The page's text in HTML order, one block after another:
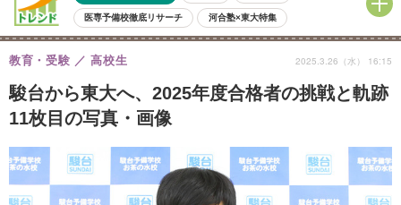
医専予備校徹底リサーチ 河合塾×東大特集
親子で考える大学選び 高校受験 中学受験 小学校受験
共通テスト 夏休み
8月開催イベント・WS 全国公立高校 過去問 人気記事
自由研究教材（小学生向け） 自由研究教材（中学生向け）
駿台から東大へ、2025年度合格者の挑戦と軌跡
11枚目の写真・画像
教育・受験 高校生 2025.3.26（水） 16:15